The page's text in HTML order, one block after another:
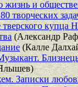
и
творческих
купца
(Александр
(Калле
Записки